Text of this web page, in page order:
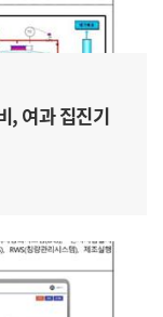
, 여과 집진기